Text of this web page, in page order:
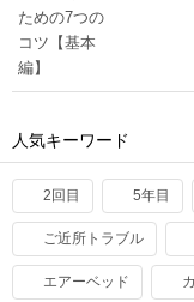
人気キーワード
2回目 5年目
ご近所トラブル
エアーベッド